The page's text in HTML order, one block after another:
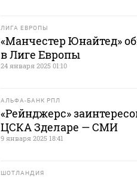
ЛИГА ЕВРОПЫ
«Манчестер Юнайтед»
в Лиге Европы
24 января 2025 01:10
АЛЬФА-БАНК РПЛ
«Рейнджерс»
ЦСКА Зделаре — СМИ
9 января 2025 18:41
ШОТЛАНДИЯ